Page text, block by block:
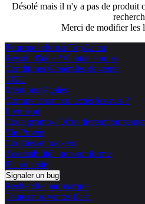
Désolé mais il n'y a pas de produit
Merci de modifier les
Pourquoi choisir TopAchat
Besoin d'aide ? Contacte nous
Conditions Générales de vente
CGU
Mentions légales
Comment sont collectés les avis ?
Livraison
Code promo / Offre de
Vie Privée
Cookies et trackers
Accessibilité : non conforme
Plan du site
Signaler un bug
Recherche par marque
Toutes nos ventes flash